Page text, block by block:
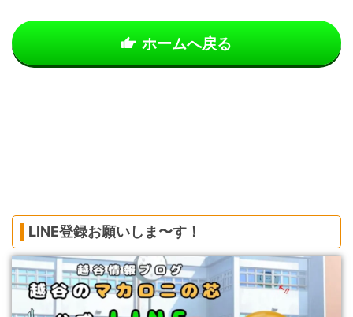
ホームへ戻る
LINE登録お願いしま〜す！